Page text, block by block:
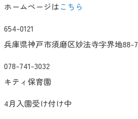
ホームページはこちら
654-0121
兵庫県神戸市須磨区妙法寺字界地88-7
078-741-3032
キティ保育園
4月入園受け付け中